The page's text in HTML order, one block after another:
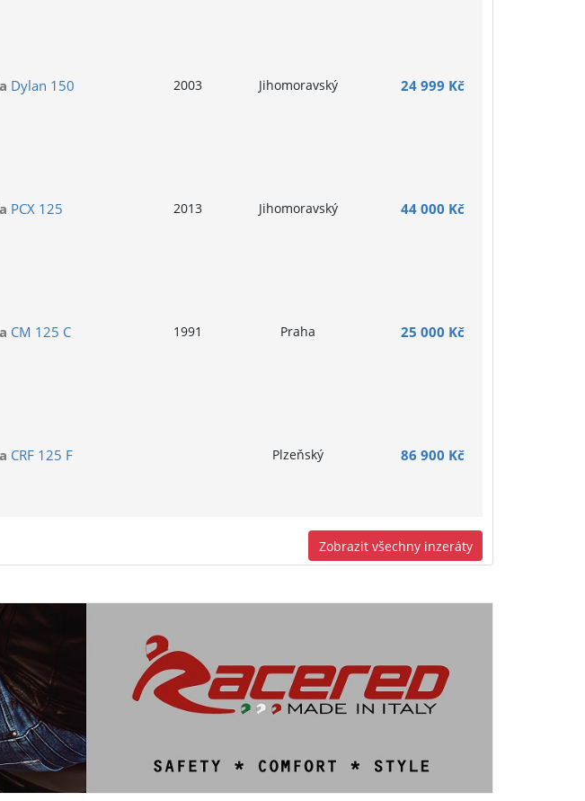
Dylan 150 2003 Jihomoravský 24 999 Kč
PCX 125 2013 Jihomoravský 44 000 Kč
CM 125 C 1991 Praha 25 000 Kč
CRF 125 F Plzeňský 86 900 Kč
Zobrazit všechny inzeráty